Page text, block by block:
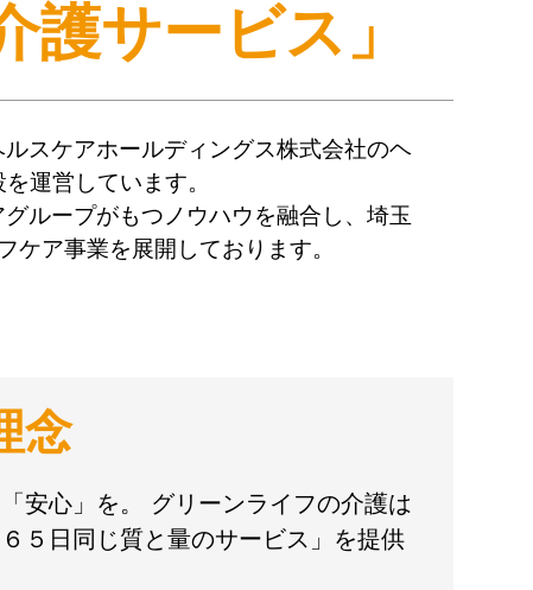
護サービス」
スケアホールディングス株式会社のヘ
運営しています。
ループがもつノウハウを融合し、埼玉
ア事業を展開しております。
念
安心」を。 グリーンライフの介護は
６５日同じ質と量のサービス」を提供